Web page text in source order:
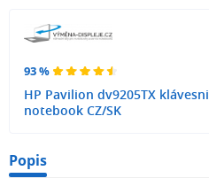
93 %
HP Pavilion dv9205TX
notebook CZ/SK
Popis